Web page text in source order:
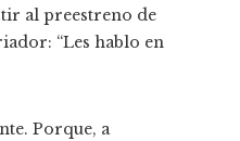
al preestreno de
“Les hablo en
Porque, a